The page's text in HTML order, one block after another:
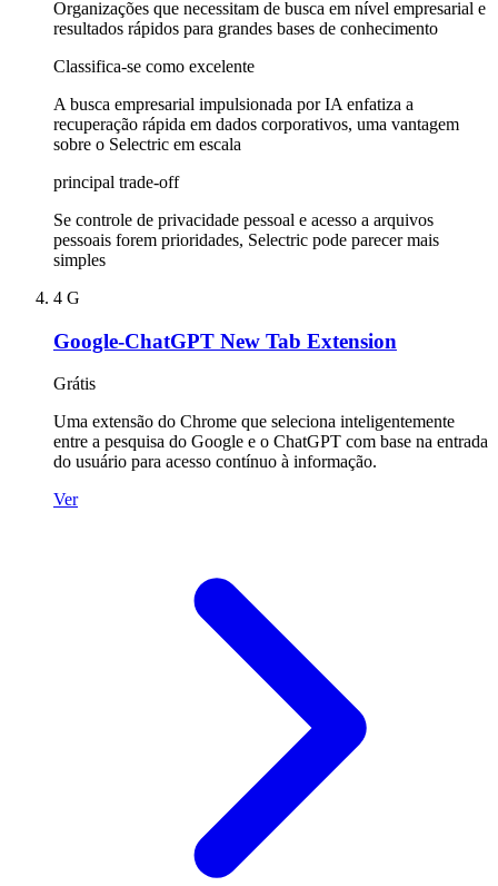
Organizações que necessitam de busca em nível empresarial e
resultados rápidos para grandes bases de conhecimento
Classifica-se como excelente
A busca empresarial impulsionada por IA enfatiza a
recuperação rápida em dados corporativos, uma vantagem
sobre o Selectric em escala
principal trade-off
Se controle de privacidade pessoal e acesso a arquivos
pessoais forem prioridades, Selectric pode parecer mais
simples
4 G
Google-ChatGPT New Tab Extension
Grátis
Uma extensão do Chrome que seleciona inteligentemente
entre a pesquisa do Google e o ChatGPT com base na entrada
do usuário para acesso contínuo à informação.
Ver